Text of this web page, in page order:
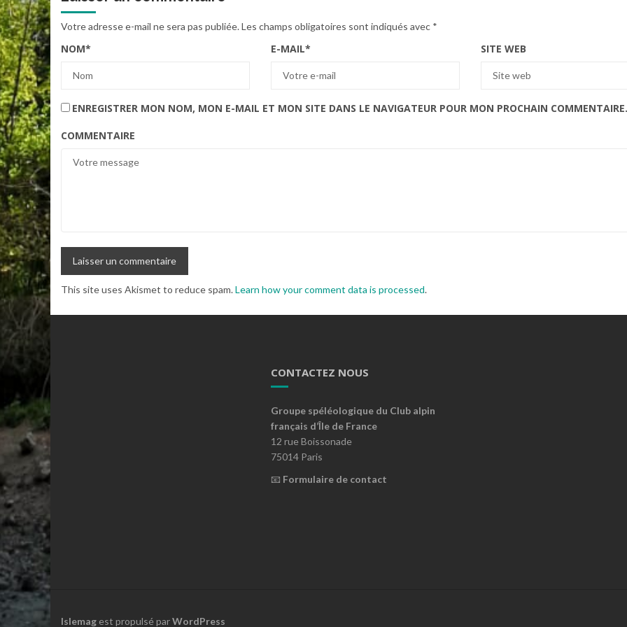
Votre adresse e-mail ne sera pas publiée.Les champs obligatoires sont indiqués avec *
NOM* E-MAIL* SITE WEB
ENREGISTRER MON NOM, MON E-MAIL ET MON SITE DANS LE NAVIGATEUR POUR MON PROCHAIN COMMENTAIRE.
COMMENTAIRE
This site uses Akismet to reduce spam.Learn how your comment data is processed.
CONTACTEZ NOUS
Groupe spéléologique du Club alpin
français d’Île de France
12 rue Boissonade
75014 Paris
📧 Formulaire de contact
Islemag est propulsé parWordPress